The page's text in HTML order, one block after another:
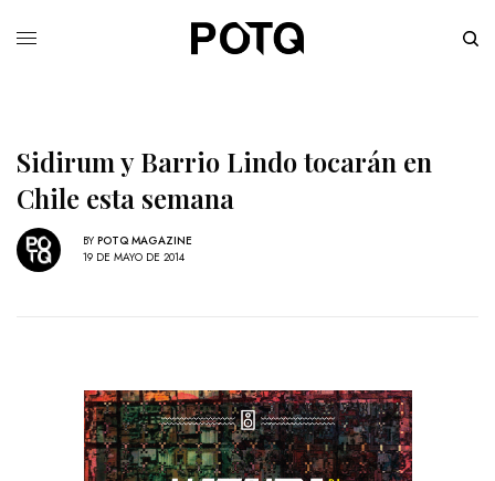
Sidirum y Barrio Lindo tocarán en
Chile esta semana
BY POTQ MAGAZINE
19 DE MAYO DE 2014